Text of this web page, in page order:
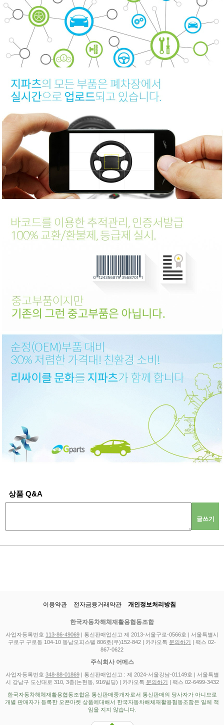
상품 Q&A
글쓰기
이용약관 전자금융거래약관 개인정보처리방침
한국자동차해체재활용협동조합
사업자등록번호 113-86-49069 | 통신판매업신고 제 2013-서울구로-0566호 | 서울특별시
구로구 구로동 104-10 동남오피스텔 806호(우)152-842 | 카카오톡 문의하기 | 팩스 02-
867-0622
주식회사 어메스
사업자등록번호 348-88-01869| 통신판매업신고 : 제 2024-서울강남-01149호 | 서울특별
시 강남구 도산대로 310, 3층(논현동, 916빌딩) | 카카오톡 문의하기 | 팩스 02-6499-3432
한국자동차해체재활용협동조합은 통신판매중개자로서 통신판매의 당사자가 아니므로
개별 판매자가 등록한 오픈마켓 상품에대해서 한국자동차해체재활용협동조합은 일체 책
임을 지지 않습니다.